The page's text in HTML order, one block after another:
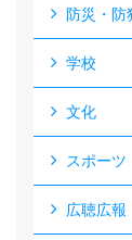
防災・防
学校
文化
スポーツ
広聴広報